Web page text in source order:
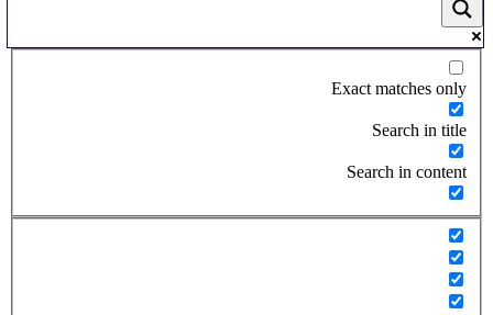
Exact matches only
Search in title
Search in content